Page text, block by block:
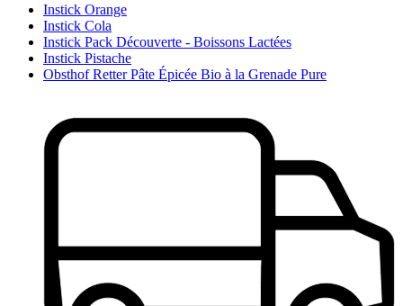
Instick Orange
Instick Cola
Instick Pack Découverte - Boissons Lactées
Instick Pistache
Obsthof Retter Pâte Épicée Bio à la Grenade Pure